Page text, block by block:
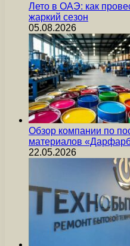
Лето в ОАЭ: как
жаркий сезон
05.08.2026
Обзор компании по
материалов
22.05.2026